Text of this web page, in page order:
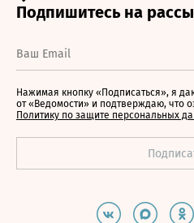
Нажимая кнопку «Подписаться», я
от «Ведомости» и подтверждаю, что
Политику по защите персональных